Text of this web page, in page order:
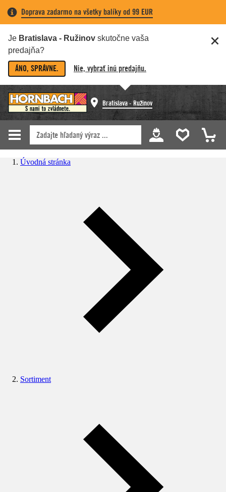
Doprava zadarmo na všetky balíky od 99 EUR
Je Bratislava - Ružinov skutočne vaša
predajňa?
ÁNO, SPRÁVNE. Nie, vybrať inú predajňu.
Bratislava - Ružinov
Úvodná stránka
Sortiment